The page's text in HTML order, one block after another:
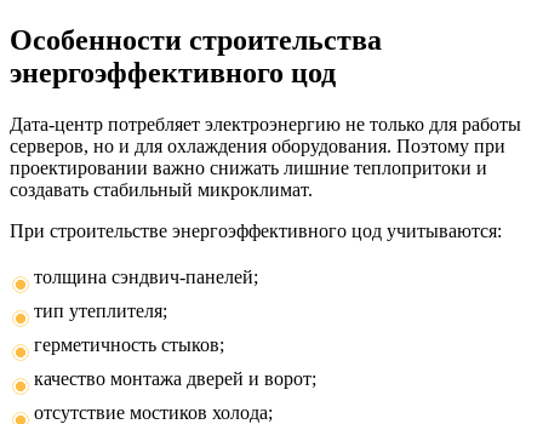
Особенности строительства
энергоэффективного цод
Дата-центр потребляет электроэнергию не только для работы
серверов, но и для охлаждения оборудования. Поэтому при
проектировании важно снижать лишние теплопритоки и
создавать стабильный микроклимат.
При строительстве энергоэффективного цод учитываются:
толщина сэндвич-панелей;
тип утеплителя;
герметичность стыков;
качество монтажа дверей и ворот;
отсутствие мостиков холода;